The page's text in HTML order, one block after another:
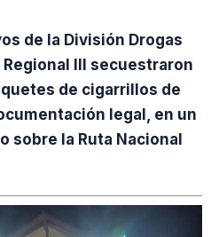
de la División Drogas
III secuestraron
de cigarrillos de
legal, en un
sobre la Ruta Nacional